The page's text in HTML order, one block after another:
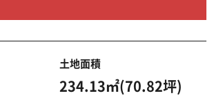
土地面積
234.13㎡(70.82坪)